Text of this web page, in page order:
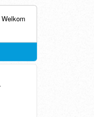
Welkom